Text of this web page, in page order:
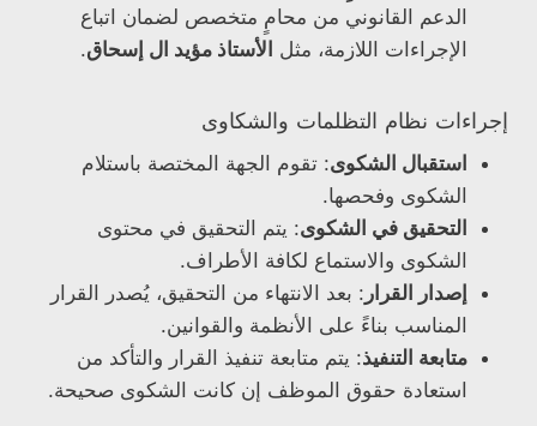
الدعم القانوني من محامٍ متخصص لضمان اتباع
الإجراءات اللازمة، مثل الأستاذ مؤيد ال إسحاق.
إجراءات نظام التظلمات والشكاوى
استقبال الشكوى: تقوم الجهة المختصة باستلام
الشكوى وفحصها.
التحقيق في الشكوى: يتم التحقيق في محتوى
الشكوى والاستماع لكافة الأطراف.
إصدار القرار : بعد الانتهاء من التحقيق، يُصدر القرار
المناسب بناءً على الأنظمة والقوانين.
متابعة التنفيذ: يتم متابعة تنفيذ القرار والتأكد من
استعادة حقوق الموظف إن كانت الشكوى صحيحة.